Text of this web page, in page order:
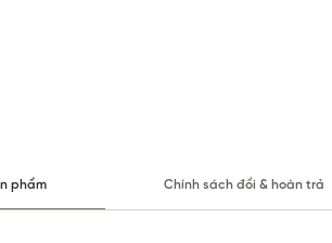
phẩm Chính sách đổi & hoàn trả